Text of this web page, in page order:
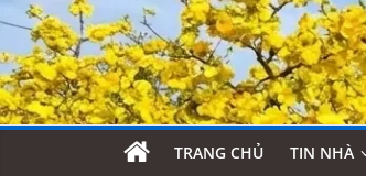
TRANG CHỦ TIN NHÀ